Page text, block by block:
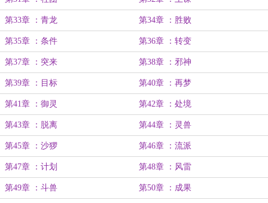
第33章 ：青龙 第34章 ：胜败
第35章 ：条件 第36章 ：转变
第37章 ：突来 第38章 ：邪神
第39章 ：目标 第40章 ：再梦
第41章 ：御灵 第42章 ：处境
第43章 ：脱离 第44章 ：灵兽
第45章 ：沙猡 第46章 ：流派
第47章 ：计划 第48章 ：风雷
第49章 ：斗兽 第50章 ：成果